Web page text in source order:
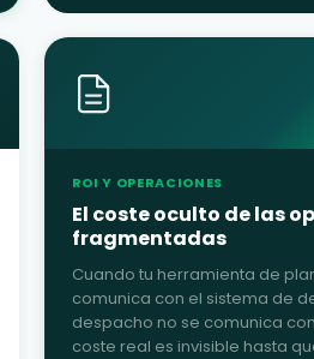
ROI Y OPERACIONES
El coste oculto de las
fragmentadas
Cuando tu herramienta de
comunica con el sistema de
despacho no se comunica
coste real es invisible hasta